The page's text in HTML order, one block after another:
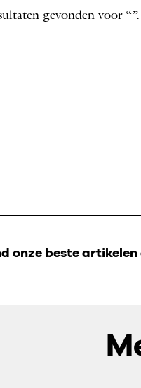
gevonden voor “”.
onze beste artikelen